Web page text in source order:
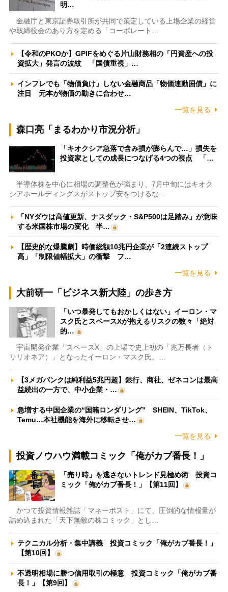
明…
金融庁と東京証券取引所が共同で策定している上場企業の経営
や取締役会のあり方を定める「コーポレート…
【令和のPKOか】GPIFをめぐる片山財務相の「円資産への投
資拡大」発言の波紋 「国債重視」…
インフレでも「物価負け」しない金融商品「物価連動国債」に
注目 元本が物価の動きに合わせ…
一覧を見る
森口亮「まるわかり市況分析」
「キオクシア急落で含み損が膨らんで…」損失を
投資家としての成長につなげる4つの視点 「…
半導体株を中心に相場の調整色が強まり、7月中旬にはキオク
シアホールディングスがストップ安をつけるな…
「NYダウは高値更新、ナスダック・S&P500は足踏み」が意味
する米国株市場の変化 半…
【歴史的な爆騰劇】時価総額10兆円企業が「2連続ストップ
高」「制限値幅拡大」の衝撃 フ…
一覧を見る
大前研一「ビジネス新大陸」の歩き方
「いつ暴発してもおかしくはない」イーロン・マ
スク氏とスペースXが抱えるリスクの数々「絶対
的…
宇宙開発企業「スペースX」の上場で史上初の「兆万長者（ト
リリオネア）」となったイーロン・マスク氏。…
【3メガバンクは純利益5兆円超】銀行、商社、ゼネコンは最高
益続出の一方で、中小企業・…
急増する中国企業の“国籍ロンダリング” SHEIN、TikTok、
Temu…本社機能を海外に移転させ…
一覧を見る
投資ノウハウ満載コミック「俺がカブ番長！」
「売り時」を逃さないトレンド見極め術 投資コ
ミック「俺がカブ番長！」【第11回】
かつて投資情報雑誌「マネーポスト」にて、圧倒的な情報量が
詰め込まれた「天下無敵の株コミック」とし…
テクニカル分析・集中講義 投資コミック「俺がカブ番長！」
【第10回】
不透明相場に勝つ信用取引の極意 投資コミック「俺がカブ番
長！」【第9回】